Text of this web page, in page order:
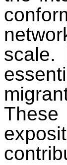
scale.